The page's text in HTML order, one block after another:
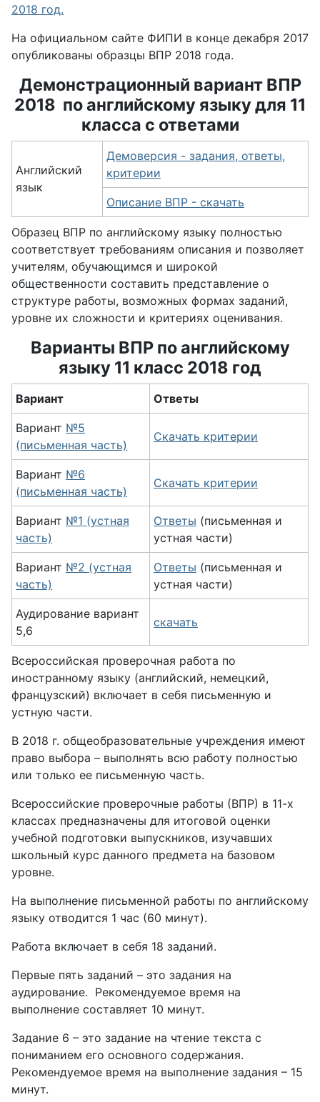
2018 год.
На официальном сайте ФИПИ в конце декабря 2017
опубликованы образцы ВПР 2018 года.
Демонстрационный вариант ВПР
2018 по английскому языку для 11
класса с ответами
Английский
язык
Демоверсия - задания, ответы,
критерии
Описание ВПР - скачать
Образец ВПР по английскому языку полностью
соответствует требованиям описания и позволяет
учителям, обучающимся и широкой
общественности составить представление о
структуре работы, возможных формах заданий,
уровне их сложности и критериях оценивания.
Варианты ВПР по английскому
языку 11 класс 2018 год
Вариант Ответы
Вариант №5
(письменная часть)
Скачать критерии
Вариант №6
(письменная часть)
Скачать критерии
Вариант №1 (устная
часть)
Ответы (письменная и
устная части)
Вариант №2 (устная
часть)
Ответы (письменная и
устная части)
Аудирование вариант
5,6
скачать
Всероссийская проверочная работа по
иностранному языку (английский, немецкий,
французский) включает в себя письменную и
устную части.
В 2018 г. общеобразовательные учреждения имеют
право выбора – выполнять всю работу полностью
или только ее письменную часть.
Всероссийские проверочные работы (ВПР) в 11-х
классах предназначены для итоговой оценки
учебной подготовки выпускников, изучавших
школьный курс данного предмета на базовом
уровне.
На выполнение письменной работы по английскому
языку отводится 1 час (60 минут).
Работа включает в себя 18 заданий.
Первые пять заданий – это задания на
аудирование. Рекомендуемое время на
выполнение составляет 10 минут.
Задание 6 – это задание на чтение текста с
пониманием его основного содержания.
Рекомендуемое время на выполнение задания – 15
минут.